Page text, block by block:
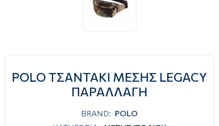
POLO ΤΣΑΝΤΑΚΙ ΜΕΣΗΣ LEGACY
ΠΑΡΑΛΛΑΓΗ
BRAND: POLO